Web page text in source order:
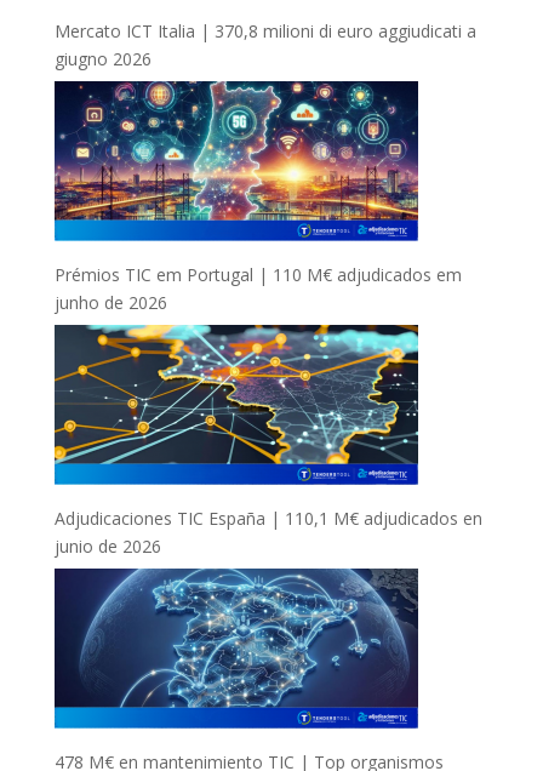
Mercato ICT Italia | 370,8 milioni di euro aggiudicati a
giugno 2026
Prémios TIC em Portugal | 110 M€ adjudicados em
junho de 2026
Adjudicaciones TIC España | 110,1 M€ adjudicados en
junio de 2026
478 M€ en mantenimiento TIC | Top organismos